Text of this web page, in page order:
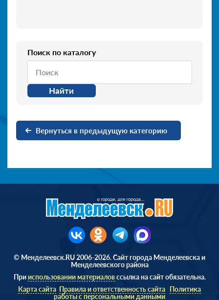
Поиск по каталогу
Найти
Вернуться в предыдущую категорию
© Менделеевск.RU 2006-2026. Сайт города Менделеевска и
Менделеевского района
Прииспользовании материаловссылка на сайт обязательна.
Карта сайта Правила и ответственность сайта Политика
работы с персональными данными